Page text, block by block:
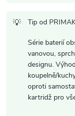
Tip od
Série baterií
vanovou,
designu.
koupelně/
oproti
kartridž pro